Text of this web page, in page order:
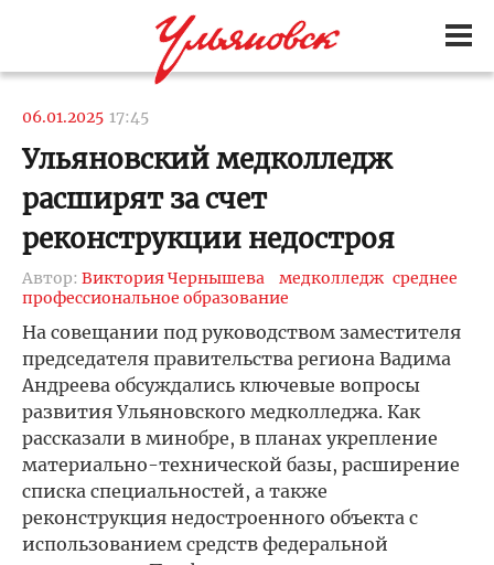
06.01.2025 17:45
Ульяновский медколледж
расширят за счет
реконструкции недостроя
Автор: Виктория Чернышева медколледж среднее
профессиональное образование
На совещании под руководством заместителя
председателя правительства региона Вадима
Андреева обсуждались ключевые вопросы
развития Ульяновского медколледжа. Как
рассказали в минобре, в планах укрепление
материально-технической базы, расширение
списка специальностей, а также
реконструкция недостроенного объекта с
использованием средств федеральной